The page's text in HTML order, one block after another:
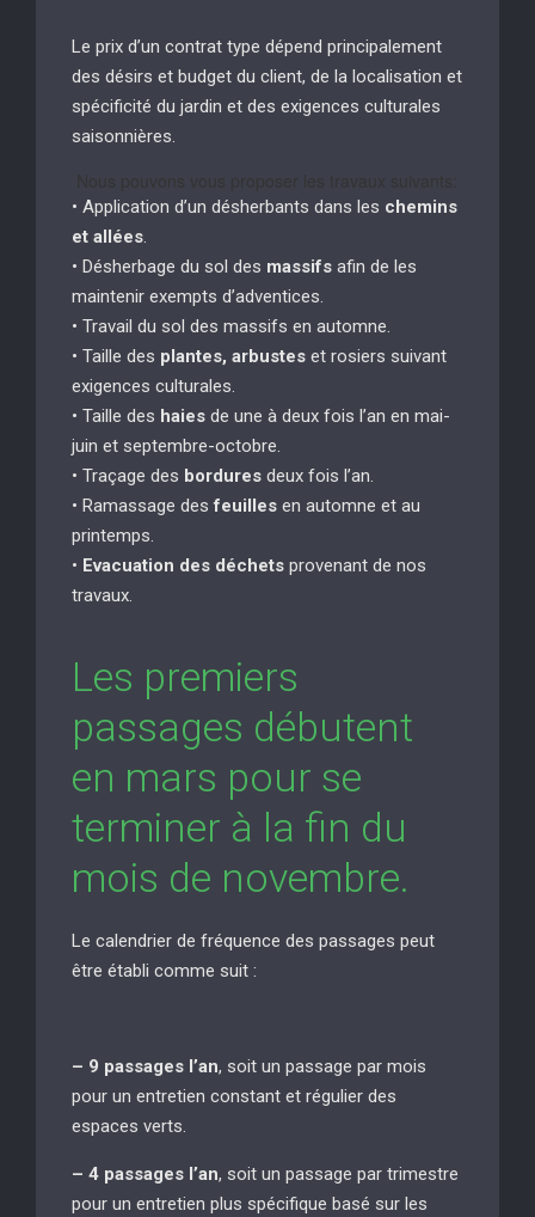
Le prix d’un contrat type dépend principalement
des désirs et budget du client, de la localisation et
spécificité du jardin et des exigences culturales
saisonnières.
• Application d’un désherbants dans les chemins
et allées
• Désherbage du sol des massifs afin de les
maintenir exempts d’adventices.
• Travail du sol des massifs en automne.
• Taille des plantes, arbustes et rosiers suivant
exigences culturales.
• Taille des haies de une à deux fois l’an en mai-
juin et septembre-octobre.
• Traçage des bordures deux fois l’an.
• Ramassage desfeuilles en automne et au
printemps.
• Evacuation des déchets provenant de nos
travaux.
Les premiers
passages débutent
en mars pour se
terminer à la fin du
mois de novembre.
Le calendrier de fréquence des passages peut
être établi comme suit :
– 9 passages l’an, soit un passage par mois
pour un entretien constant et régulier des
espaces verts.
– 4 passages l’an, soit un passage par trimestre
pour un entretien plus spécifique basé sur les